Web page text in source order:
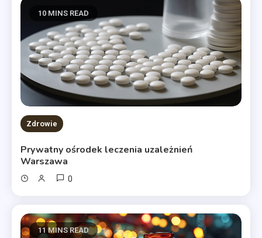
10 MINS READ
Zdrowie
Prywatny ośrodek leczenia uzależnień
Warszawa
0
11 MINS READ